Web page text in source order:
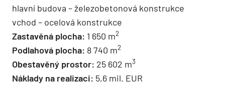
hlavní budova – železobetonová konstrukce
vchod – ocelová konstrukce
Zastavěná plocha: 1 650 m2
Podlahová plocha: 8 740 m2
Obestavěný prostor: 25 602 m3
Náklady na realizaci: 5,6 mil. EUR